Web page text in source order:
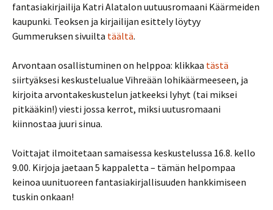
fantasiakirjailija Katri Alatalon uutuusromaani Käärmeiden
kaupunki. Teoksen ja kirjailijan esittely löytyy
Gummeruksen sivuilta täältä.
Arvontaan osallistuminen on helppoa: klikkaa tästä
siirtyäksesi keskustelualue Vihreään lohikäärmeeseen, ja
kirjoita arvontakeskustelun jatkeeksi lyhyt (tai miksei
pitkääkin!) viesti jossa kerrot, miksi uutusromaani
kiinnostaa juuri sinua.
Voittajat ilmoitetaan samaisessa keskustelussa 16.8. kello
9.00. Kirjoja jaetaan 5 kappaletta – tämän helpompaa
keinoa uunituoreen fantasiakirjallisuuden hankkimiseen
tuskin onkaan!